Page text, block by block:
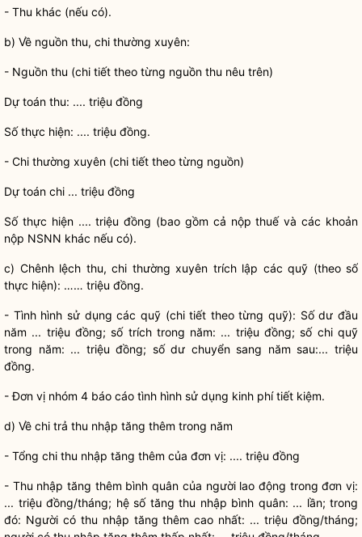
- Thu khác (nếu có).
b) Về nguồn thu, chi thường xuyên:
- Nguồn thu (chi tiết theo từng nguồn thu nêu trên)
Dự toán thu: .... triệu đồng
Số thực hiện: .... triệu đồng.
- Chi thường xuyên (chi tiết theo từng nguồn)
Dự toán chi ... triệu đồng
Số thực hiện .... triệu đồng (bao gồm cả nộp thuế và các khoản
nộp NSNN khác nếu có).
c) Chênh lệch thu, chi thường xuyên trích lập các quỹ (theo số
thực hiện): …… triệu đồng.
- Tình hình sử dụng các quỹ (chi tiết theo từng quỹ): Số dư đầu
năm ... triệu đồng; số trích trong năm: ... triệu đồng; số chi quỹ
trong năm: ... triệu đồng; số dư chuyển sang năm sau:... triệu
đồng.
- Đơn vị nhóm 4 báo cáo tình hình sử dụng kinh phí tiết kiệm.
d) Về chi trả thu nhập tăng thêm trong năm
- Tổng chi thu nhập tăng thêm của đơn vị: .... triệu đồng
- Thu nhập tăng thêm bình quân của người lao động trong đơn vị:
... triệu đồng/tháng; hệ số tăng thu nhập bình quân: ... lần; trong
đó: Người có thu nhập tăng thêm cao nhất: ... triệu đồng/tháng;